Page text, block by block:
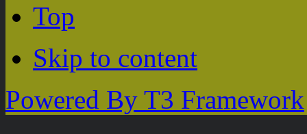
Top
Skip to content
Powered By T3 Framework